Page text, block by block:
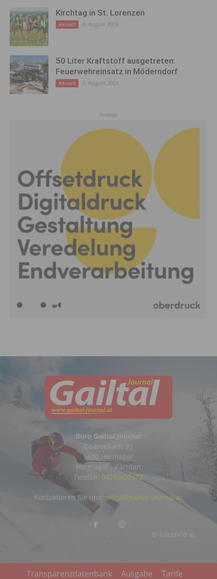
Kirchtag in St. Lorenzen
Aktuell 6. August 2026
50 Liter Kraftstoff ausgetreten:
Feuerwehreinsatz in Möderndorf
Aktuell 5. August 2026
Anzeige
Büro Gailtal Journal
Obervellach 99
9620 Hermagor
Hermagor - Kärnten
Telefon: 04282/20472
© nassfeld.at
Kontaktieren Sie uns: office@gailtal-journal.at
Transparenzdatenbank Ausgabe
Tarife